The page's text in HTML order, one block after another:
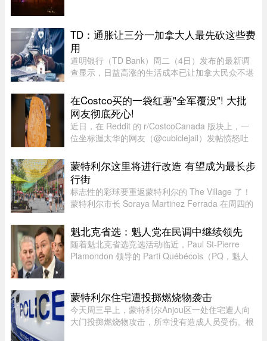
（8日）下午在温哥华市中心发 ...
TD：通胀让三分一加拿大人最先砍这些费
用
道明银行（TD Bank）周二（4日）发布的最新调
查显示，日益高涨的生活成本已让加拿大民众不堪
Global News报道，道明保险（TD Insurance）的
数据指出，33%的加拿大民众为了节 ...
在Costco买的一袋红薯"全军覆没"! 大批
网友彻底死心!
近日，在 Reddit 的 r/CostcoCanada 版块上，一
位坐标渥太华的网友（@cubiclejail）发帖愤怒吐
数百位加拿大网友的激烈共鸣与讨论。这原本只是
一句日常的抱怨，却意外演 ...
蒙特利尔这里将进行改造 有望成为最长步
行街
标志性的彩球要重返蒙特利尔的 The Village 了！
蒙特利尔市长 Soraya Martinez Ferrada 在周四的
Street East 上空的这些色彩斑斓的小球早已成为该
街区乃至这座城市的象征 ...
魁北克省选：魁人党在民调中继续领先
随着魁北克省选竞选活动临近，Paul St-Pierre
Plamondon 领导的 Parti Québécois（PQ，魁人
蒙特利尔住宅遭投掷燃烧物袭击
今天周三早上，蒙特利尔Anjou区一处住宅遭人向
大门投掷燃烧物攻击，所幸没有造成人员受伤。根